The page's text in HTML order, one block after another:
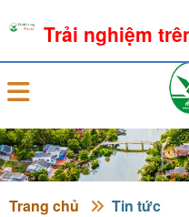
Trang chủ Tin tức
Trải nghiệm